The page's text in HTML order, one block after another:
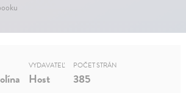
VYDAVATEĽ
Host
POČET STRÁN
385